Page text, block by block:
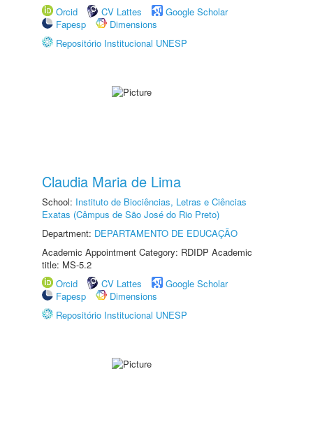
Orcid
CV Lattes
Google Scholar
Fapesp
Dimensions
Repositório Institucional UNESP
Claudia Maria de Lima
School: Instituto de Biociências, Letras e Ciências
Exatas (Câmpus de São José do Rio Preto)
Department: DEPARTAMENTO DE EDUCAÇÃO
Academic Appointment Category: RDIDP Academic
title: MS-5.2
Orcid
CV Lattes
Google Scholar
Fapesp
Dimensions
Repositório Institucional UNESP